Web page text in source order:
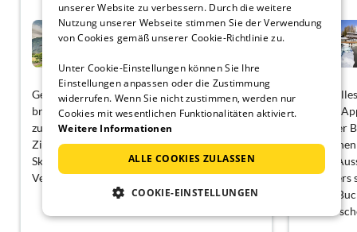
Ferienhaus in Tirol nahe
Skigebiet
Gemütliches Haus, es war alles da, was wir
brauchten. Die Kids hatten draußen viel Platz
zum Toben. Die direkten Nachbarn sind
Ziegen, Pferde, Hühner und Laufenten. Die
Skigebiete sind gut erreichbar und der
Vermieter ist sehr sehr nett!
Es war
war das
es bei der
8
unsere
besonders
bei der
einfach
unserer Website zu verbessern. Durch die weitere
Nutzung unserer Webseite stimmen Sie der Verwendung
von Cookies gemäß unserer Cookie-Richtlinie zu.
Unter Cookie-Einstellungen können Sie Ihre
Einstellungen anpassen oder die Zustimmung
widerrufen. Wenn Sie nicht zustimmen, werden nur
Cookies mit wesentlichen Funktionalitäten aktiviert.
Weitere Informationen
ALLE COOKIES ZULASSEN
COOKIE-EINSTELLUNGEN